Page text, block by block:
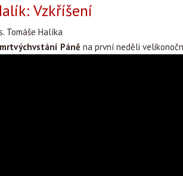
Vzkříšení
Tomáše Halíka
Páně na první neděli